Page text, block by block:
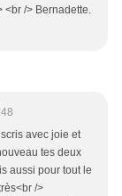
<br /> Bernadette.
avec joie et
tes deux
aussi pour tout le
/>